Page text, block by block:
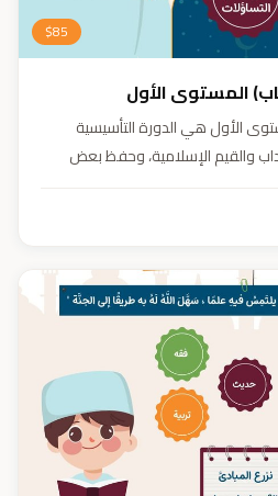
$85
المستوى الأول
الأول هي الدورة التأسيسية
والقيم الإسلامية، وحفظ بعض